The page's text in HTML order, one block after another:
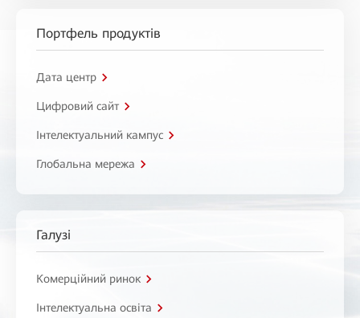
Портфель продуктів
Дата центр
Цифровий сайт
Інтелектуальний кампус
Глобальна мережа
Галузі
Комерційний ринок
Інтелектуальна освіта